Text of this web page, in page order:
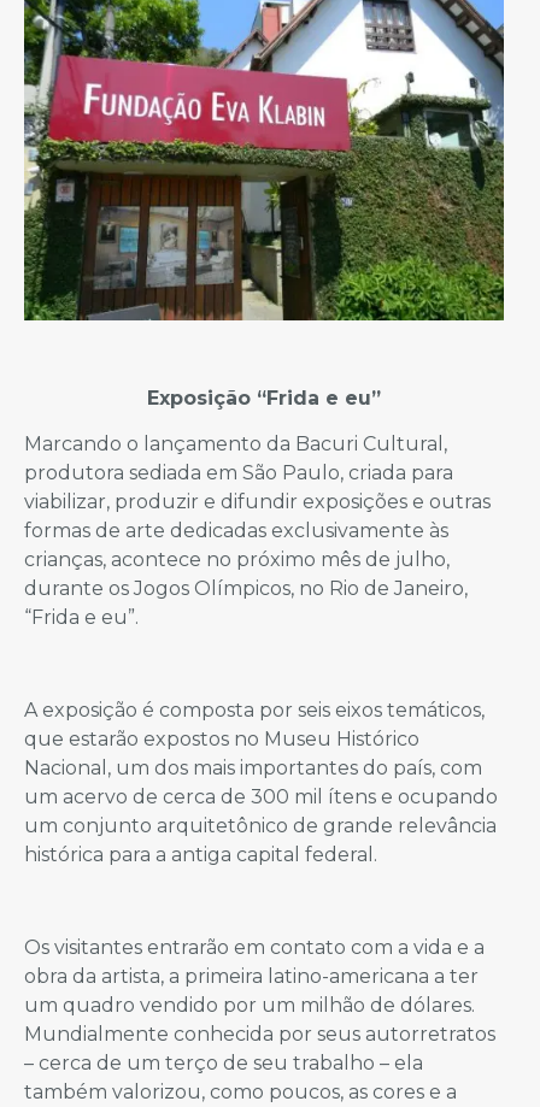
Exposição “Frida e eu”
Marcando o lançamento da Bacuri Cultural,
produtora sediada em São Paulo, criada para
viabilizar, produzir e difundir exposições e outras
formas de arte dedicadas exclusivamente às
crianças, acontece no próximo mês de julho,
durante os Jogos Olímpicos, no Rio de Janeiro,
“Frida e eu”.
A exposição é composta por seis eixos temáticos,
que estarão expostos no Museu Histórico
Nacional, um dos mais importantes do país, com
um acervo de cerca de 300 mil ítens e ocupando
um conjunto arquitetônico de grande relevância
histórica para a antiga capital federal.
Os visitantes entrarão em contato com a vida e a
obra da artista, a primeira latino-americana a ter
um quadro vendido por um milhão de dólares.
Mundialmente conhecida por seus autorretratos
– cerca de um terço de seu trabalho – ela
também valorizou, como poucos, as cores e a